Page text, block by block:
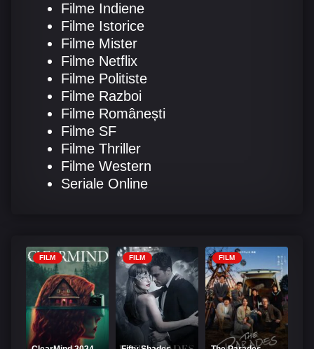
Filme Indiene
Filme Istorice
Filme Mister
Filme Netflix
Filme Politiste
Filme Razboi
Filme Românești
Filme SF
Filme Thriller
Filme Western
Seriale Online
FILM FILM FILM